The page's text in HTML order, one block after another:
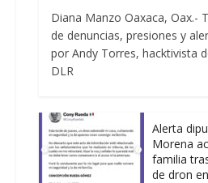
Diana Manzo Oaxaca, Oax.-
de denuncias, presiones y
por Andy Torres, hacktivista
DLR
Alerta
Morena
familia
de dron